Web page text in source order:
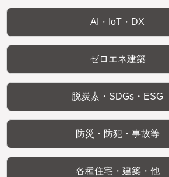
AI・IoT・DX
ゼロエネ建築
脱炭素・SDGs・ESG
防災・防犯・事故等
各種住宅・建築・他